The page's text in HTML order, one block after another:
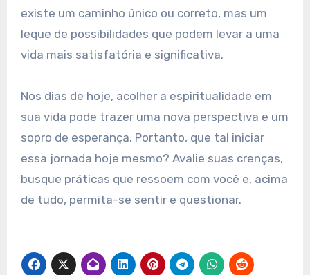
existe um caminho único ou correto, mas um
leque de possibilidades que podem levar a uma
vida mais satisfatória e significativa.
Nos dias de hoje, acolher a espiritualidade em
sua vida pode trazer uma nova perspectiva e um
sopro de esperança. Portanto, que tal iniciar
essa jornada hoje mesmo? Avalie suas crenças,
busque práticas que ressoem com você e, acima
de tudo, permita-se sentir e questionar.